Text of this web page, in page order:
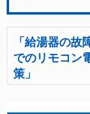
「給湯器の
でのリモコン
策」